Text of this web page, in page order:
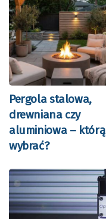
Pergola stalowa,
drewniana czy
aluminiowa – którą
wybrać?